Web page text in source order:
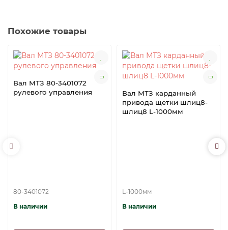
Похожие товары
Вал МТЗ 80-3401072
рулевого управления
80-3401072
В наличии
Вал МТЗ карданный
привода щетки шлиц8-
шлиц8 L-1000мм
L-1000мм
В наличии